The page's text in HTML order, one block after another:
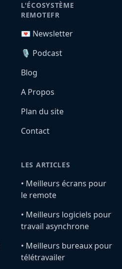
L'ÉCOSYSTÈME
REMOTEFR
💌 Newsletter
🎙️ Podcast
Blog
A Propos
Plan du site
Contact
LES ARTICLES
•️ Meilleurs écrans pour
le remote
•️ Meilleurs logiciels pour
travail asynchrone
•️ Meilleurs bureaux pour
télétravailer